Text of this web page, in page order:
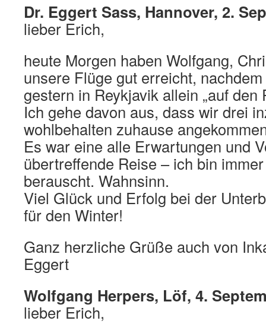
Dr. Eggert Sass, Hannover, 2.
lieber Erich,
heute Morgen haben Wolfgang,
unsere Flüge gut erreicht,
gestern in Reykjavik allein „auf den
Ich gehe davon aus, dass wir drei
wohlbehalten zuhause
Es war eine alle Erwartungen und
übertreffende Reise – ich bin
berauscht. Wahnsinn.
Viel Glück und Erfolg bei der
für den Winter!
Ganz herzliche Grüße auch von
Eggert
Wolfgang Herpers, Löf, 4.
lieber Erich,